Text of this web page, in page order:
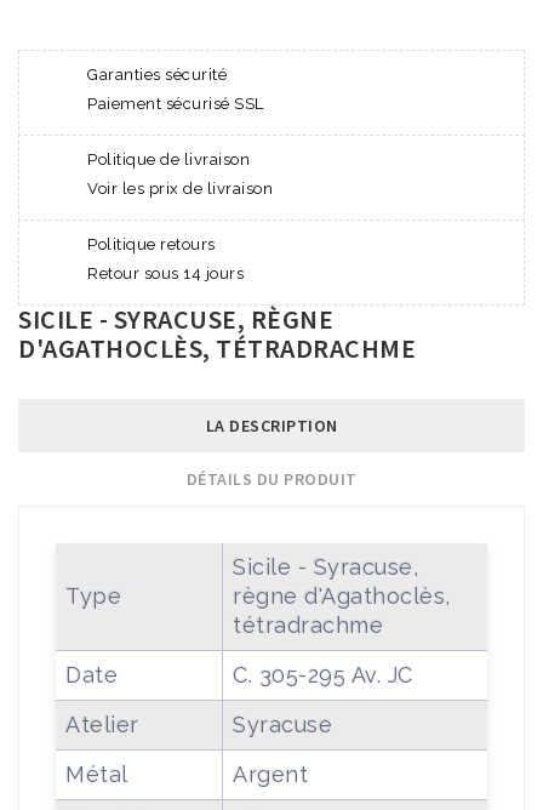
Garanties sécurité
Paiement sécurisé SSL
Politique de livraison
Voir les prix de livraison
Politique retours
Retour sous 14 jours
SICILE - SYRACUSE, RÈGNE
D'AGATHOCLÈS, TÉTRADRACHME
LA DESCRIPTION
DÉTAILS DU PRODUIT
Type
Sicile - Syracuse,
règne d'Agathoclès,
tétradrachme
Date
C. 305-295 Av. JC
Atelier
Syracuse
Métal
Argent